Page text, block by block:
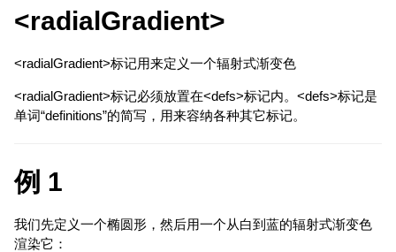
<radialGradient>
<radialGradient>标记用来定义一个辐射式渐变色
<radialGradient>标记必须放置在<defs>标记内。<defs>标记是
单词“definitions”的简写，用来容纳各种其它标记。
例 1
我们先定义一个椭圆形，然后用一个从白到蓝的辐射式渐变色
渲染它：